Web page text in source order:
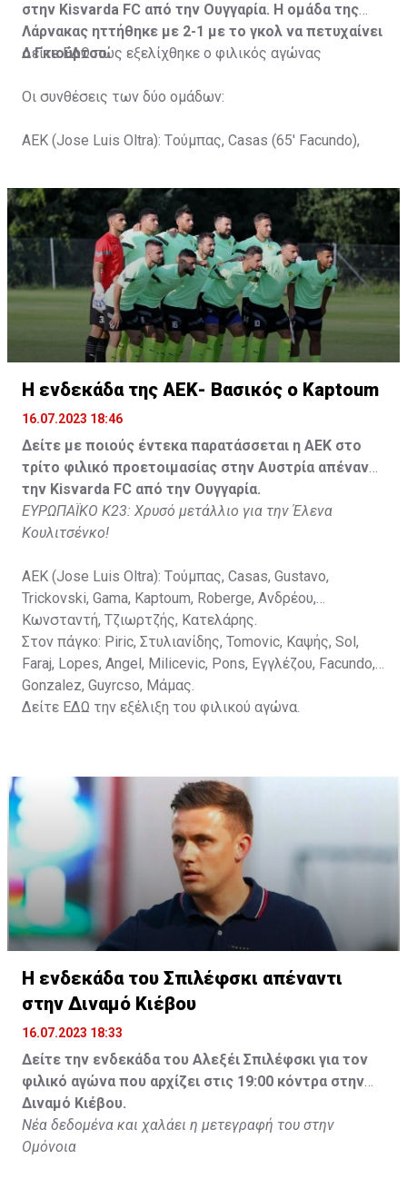
στην Kisvarda FC από την Ουγγαρία. Η ομάδα της
Λάρνακας ηττήθηκε με 2-1 με το γκολ να πετυχαίνει
ο Γκιούρτσο.
ΔείτεΕΔΩπώς εξελίχθηκε ο φιλικός αγώνας
Οι συνθέσεις των δύο ομάδων:
ΑΕΚ (Jose Luis Oltra): Tούμπας, Casas (65' Facundo),
Gyurcso), Κaptoum (46' Καψής (65' Mάμας), Roberge (65'
Tomovic), Aνδρέου (65' Angel) , Κωνσταντή (65' Sol),
Τζιωρτζής (65' Faraj), Κατελάρης (65' Milicevic).
Στον πάγκο: Piric, Στυλιανίδης, Tomovic, Καψής, Sol,
Faraj, Lopes, Angel, Milicevic, Pons, Εγγλέζου, Facundo,
Gonzalez, Guyrcso, Μάμας.
Κisvarda FC (Milos Kruscic): Kovacs, Navratil, Raul, Szor,
Lippai, Alic, Kormendi, Makowski, Czekus, Ilievski,
Spasic.
Στον πάγκο: Petkovic, Cipetic, Kovasic, Jovicic, Szeles,
Vida, Otvos, Lucas, Camas, Mesanovic.
H ενδεκάδα της ΑΕΚ- Βασικός ο Kaptoum
16.07.2023 18:46
Δείτε με ποιούς έντεκα παρατάσσεται η ΑΕΚ στο
τρίτο φιλικό προετοιμασίας στην Αυστρία απέναντι
την Kisvarda FC από την Ουγγαρία.
ΕΥΡΩΠΑΪΚΟ Κ23: Χρυσό μετάλλιο για την Έλενα
Κουλιτσένκο!
ΑΕΚ (Jose Luis Oltra): Tούμπας, Casas, Gustavo,
Trickovski, Gama, Κaptoum, Roberge, Aνδρέου,
Κωνσταντή, Τζιωρτζής, Κατελάρης.
Στον πάγκο: Piric, Στυλιανίδης, Tomovic, Καψής, Sol,
Faraj, Lopes, Angel, Milicevic, Pons, Εγγλέζου, Facundo,
Gonzalez, Guyrcso, Μάμας.
Δείτε ΕΔΩ την εξέλιξη του φιλικού αγώνα.
Η ενδεκάδα του Σπιλέφσκι απέναντι
στην Διναμό Κιέβου
16.07.2023 18:33
Δείτε την ενδεκάδα του Αλεξέι Σπιλέφσκι για τον
φιλικό αγώνα που αρχίζει στις 19:00 κόντρα στην
Διναμό Κιέβου.
Νέα δεδομένα και χαλάει η μετεγραφή του στην
Ομόνοια